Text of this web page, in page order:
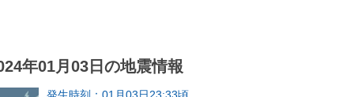
年01月03日の地震情報
発生時刻：01月03日23:33頃